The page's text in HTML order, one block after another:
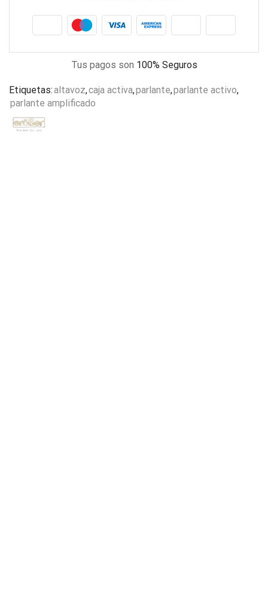
Tus pagos son 100% Seguros
Etiquetas:altavoz,caja activa,parlante,parlante activo,
parlante amplificado